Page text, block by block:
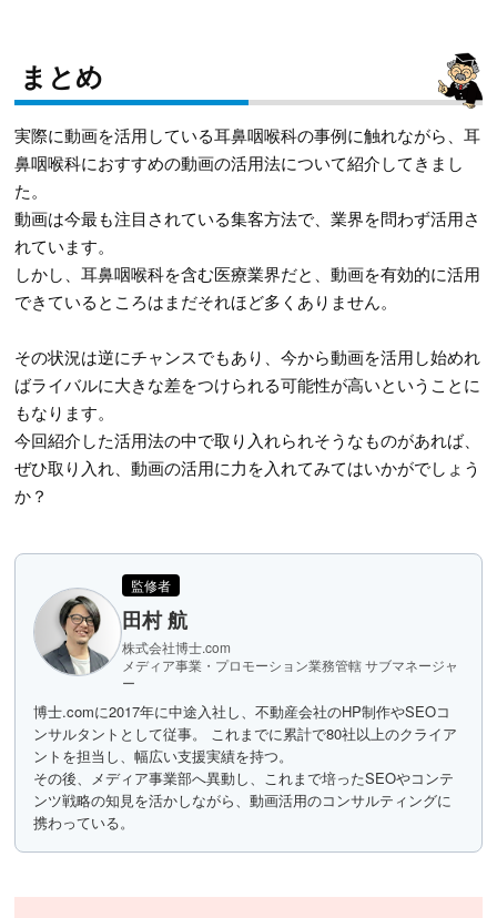
まとめ
実際に動画を活用している耳鼻咽喉科の事例に触れながら、耳
鼻咽喉科におすすめの動画の活用法について紹介してきまし
た。
動画は今最も注目されている集客方法で、業界を問わず活用さ
れています。
しかし、耳鼻咽喉科を含む医療業界だと、動画を有効的に活用
できているところはまだそれほど多くありません。
その状況は逆にチャンスでもあり、今から動画を活用し始めれ
ばライバルに大きな差をつけられる可能性が高いということに
もなります。
今回紹介した活用法の中で取り入れられそうなものがあれば、
ぜひ取り入れ、動画の活用に力を入れてみてはいかがでしょう
か？
監修者
田村 航
株式会社博士.com
メディア事業・プロモーション業務管轄 サブマネージャ
ー
博士.comに2017年に中途入社し、不動産会社のHP制作やSEOコ
ンサルタントとして従事。 これまでに累計で80社以上のクライア
ントを担当し、幅広い支援実績を持つ。
その後、メディア事業部へ異動し、これまで培ったSEOやコンテ
ンツ戦略の知見を活かしながら、動画活用のコンサルティングに
携わっている。